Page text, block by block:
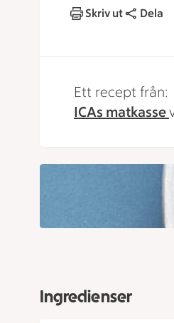
Skriv ut Dela
Ett recept från:
ICAs matkasse
Ingredienser